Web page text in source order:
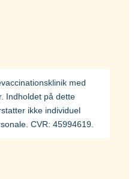
med
Indholdet på dette
ikke individuel
CVR: 45994619.